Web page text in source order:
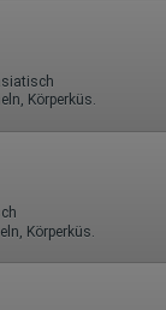
Körperküs.
Körperküs.